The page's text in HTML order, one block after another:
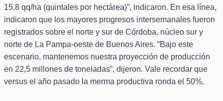
15,8 qq/ha (quintales por hectárea)”, indicaron. En esa línea,
indicaron que los mayores progresos intersemanales fueron
registrados sobre el norte y sur de Córdoba, núcleo sur y
norte de La Pampa-oeste de Buenos Aires. “Bajo este
escenario, mantenemos nuestra proyección de producción
en 22,5 millones de toneladas”, dijeron. Vale recordar que
versus el año pasado la merma productiva ronda el 50%.